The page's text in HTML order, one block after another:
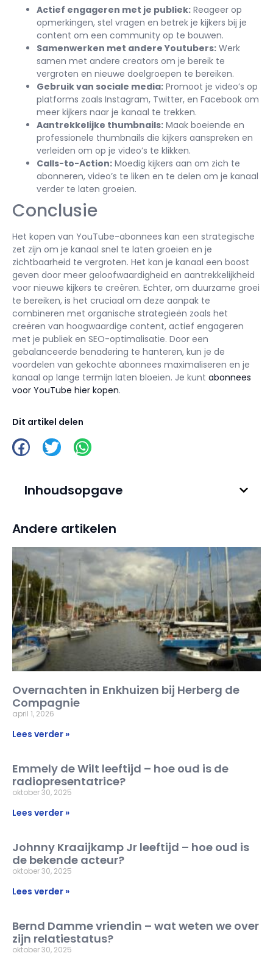
Actief engageren met je publiek: Reageer op
opmerkingen, stel vragen en betrek je kijkers bij je
content om een community op te bouwen.
Samenwerken met andere Youtubers: Werk
samen met andere creators om je bereik te
vergroten en nieuwe doelgroepen te bereiken.
Gebruik van sociale media: Promoot je video’s op
platforms zoals Instagram, Twitter, en Facebook om
meer kijkers naar je kanaal te trekken.
Aantrekkelijke thumbnails: Maak boeiende en
professionele thumbnails die kijkers aanspreken en
verleiden om op je video’s te klikken.
Calls-to-Action: Moedig kijkers aan om zich te
abonneren, video’s te liken en te delen om je kanaal
verder te laten groeien.
Conclusie
Het kopen van YouTube-abonnees kan een strategische
zet zijn om je kanaal snel te laten groeien en je
zichtbaarheid te vergroten. Het kan je kanaal een boost
geven door meer geloofwaardigheid en aantrekkelijkheid
voor nieuwe kijkers te creëren. Echter, om duurzame groei
te bereiken, is het cruciaal om deze aanpak te
combineren met organische strategieën zoals het
creëren van hoogwaardige content, actief engageren
met je publiek en SEO-optimalisatie. Door een
gebalanceerde benadering te hanteren, kun je de
voordelen van gekochte abonnees maximaliseren en je
kanaal op lange termijn laten bloeien. Je kunt abonnees
voor YouTube hier kopen.
Dit artikel delen
Inhoudsopgave
Andere artikelen
Overnachten in Enkhuizen bij Herberg de
Compagnie
april 1, 2026
Lees verder »
Emmely de Wilt leeftijd – hoe oud is de
radiopresentatrice?
oktober 30, 2025
Lees verder »
Johnny Kraaijkamp Jr leeftijd – hoe oud is
de bekende acteur?
oktober 30, 2025
Lees verder »
Bernd Damme vriendin – wat weten we over
zijn relatiestatus?
oktober 30, 2025